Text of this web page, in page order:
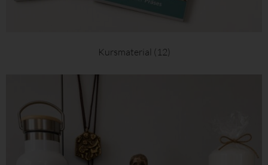
Kursmaterial (12)